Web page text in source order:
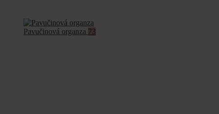
Pavučinová organza 73